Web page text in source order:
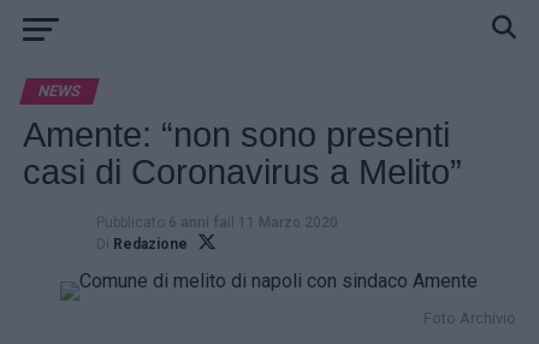
NEWS
Amente: “non sono presenti
casi di Coronavirus a Melito”
Pubblicato 6 anni fail 11 Marzo 2020
Di Redazione
Foto Archivio